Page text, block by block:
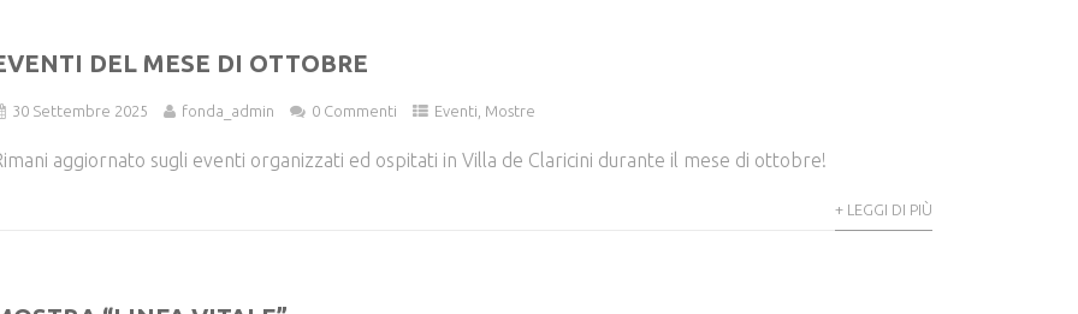
DEL MESE DI OTTOBRE
30 Settembre 2025 fonda_admin 0 Commenti Eventi Mostre
aggiornato sugli eventi organizzati ed ospitati in Villa de Claricini durante il mese di ottobre!
+ LEGGI DI PIÙ